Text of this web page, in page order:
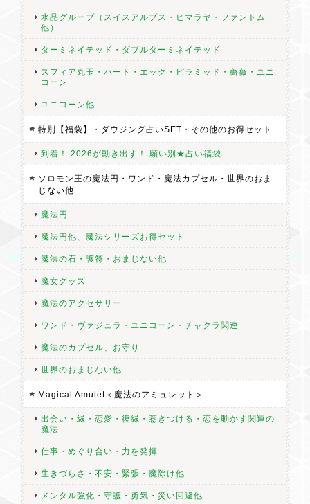
2026/07/19
2026/07/14
とてもキラキラ可愛いたまごが届きました。 手にした瞬間に動い
てびっくりしました。クラックが入ったのかな？それも嬉しかっ
たです。 大切にしていきます。ありがとうございました。
ちょうど 仕事が変わるタイミングにお届けいただきました 拠点
をしっかり持ち、再出発 で前に進め！ とまさにピッタリです
水晶グループ（スイスアルプス・ヒマラヤ・ファントム
他）
ターミネイテッド・ダブルターミネイテッド
スフィア丸玉・ハート・エッグ・ピラミッド・薔薇・ユニ
コーン
ユニコーン他
特別【福袋】・ダウジング占いSET・その他のお得セット
到着！ 2026が動き出す！ 願い別★占い福袋
ソロモン王の魔法円・ワンド・魔法カプセル・世界のおま
じない他
魔法円
魔法円他、魔法シリーズお得セット
魔法の石・護符・おまじない他
魔女グッズ
魔法のアクセサリー
ワンド・ヴァジュラ・ユニコーン・チャクラ関連
魔法のカプセル、お守り
世界のおまじない他
Magical Amulet＜魔法のアミュレット＞
出会い・縁・恋愛・復縁・惹きつける・恋を動かす関連の
魔法
仕事・めぐり合い・力を発揮
生きづらさ・不安・緊張・魔除け他
メンタル強化・守護・勇気・災い回避他